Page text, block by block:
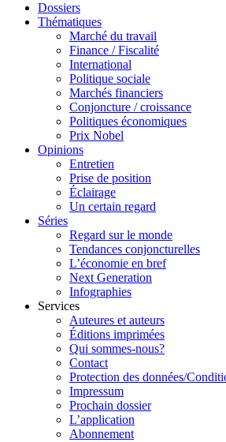
Dossiers
Thématiques
Marché du travail
Finance / Fiscalité
International
Politique sociale
Marchés financiers
Conjoncture / croissance
Politiques économiques
Prix Nobel
Opinions
Entretien
Prise de position
Éclairage
Un certain regard
Séries
Regard sur le monde
Tendances conjoncturelles
L’économie en bref
Next Generation
Infographies
Services
Auteures et auteurs
Éditions imprimées
Qui sommes-nous?
Contact
Protection des données/
Impressum
Prochain dossier
L’application
Abonnement